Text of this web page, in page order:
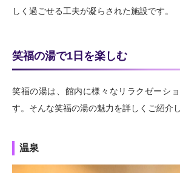
しく過ごせる工夫が凝らされた施設です。
笑福の湯で1日を楽しむ
笑福の湯は、館内に様々なリラクゼーシ
す。そんな笑福の湯の魅力を詳しくご紹介
温泉